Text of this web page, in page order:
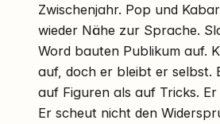
Zwischenjahr. Pop und
wieder Nähe zur Sprache.
Word bauten Publikum auf.
auf, doch er bleibt er selbst.
auf Figuren als auf Tricks.
Er scheut nicht den